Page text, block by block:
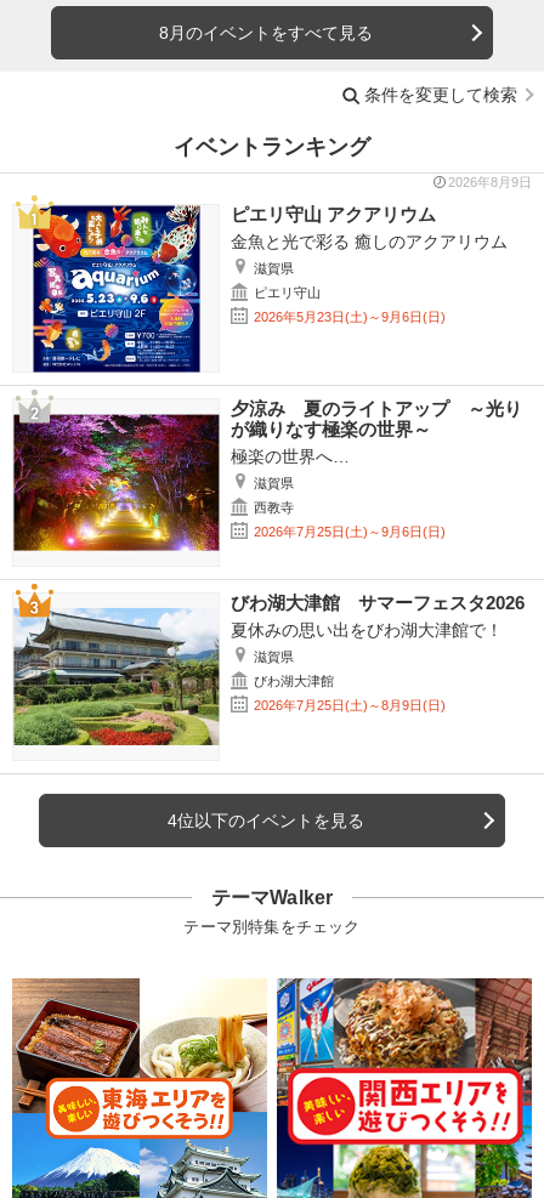
8月のイベントをすべて見る
条件を変更して検索
イベントランキング
2026年8月9日
ピエリ守山 アクアリウム
金魚と光で彩る 癒しのアクアリウム
滋賀県
ピエリ守山
2026年5月23日(土)～9月6日(日)
夕涼み 夏のライトアップ ～光り
が織りなす極楽の世界～
極楽の世界へ…
滋賀県
西教寺
2026年7月25日(土)～9月6日(日)
びわ湖大津館 サマーフェスタ2026
夏休みの思い出をびわ湖大津館で！
滋賀県
びわ湖大津館
2026年7月25日(土)～8月9日(日)
4位以下のイベントを見る
テーマWalker
テーマ別特集をチェック